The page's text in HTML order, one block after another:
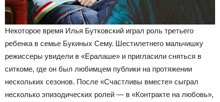
Некоторое время Илья Бутковский играл роль третьего
ребенка в семье Букиных Сему. Шестилетнего мальчишку
режиссеры увидели в «Ералаше» и пригласили сняться в
ситкоме, где он был любимцем публики на протяжении
нескольких сезонов. После «Счастливы вместе» сыграл
несколько эпизодических ролей — в «Контракте на любовь»,